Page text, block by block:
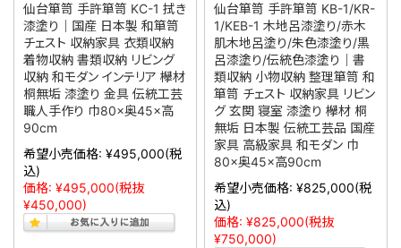
仙台箪笥 手許箪笥 KC-1 拭き
漆塗り｜国産 日本製 和箪笥
チェスト 収納家具 衣類収納
着物収納 書類収納 リビング
収納 和モダン インテリア 欅材
桐無垢 漆塗り 金具 伝統工芸
職人手作り 巾80×奥45×高
90cm
希望小売価格: ¥495,000(税
込)
価格: ¥495,000(税抜
¥450,000)
仙台箪笥 手許箪笥 KB-1/KR-
1/KEB-1 木地呂漆塗り/赤木
肌木地呂塗り/朱色漆塗り/黒
呂漆塗り/伝統色漆塗り｜書
類収納 小物収納 整理箪笥 和
箪笥 チェスト 収納家具 リビン
グ 玄関 寝室 漆塗り 欅材 桐
無垢 日本製 伝統工芸品 国産
家具 高級家具 和モダン 巾
80×奥45×高90cm
希望小売価格: ¥825,000(税
込)
価格: ¥825,000(税抜
¥750,000)